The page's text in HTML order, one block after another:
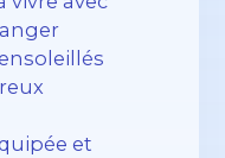
et